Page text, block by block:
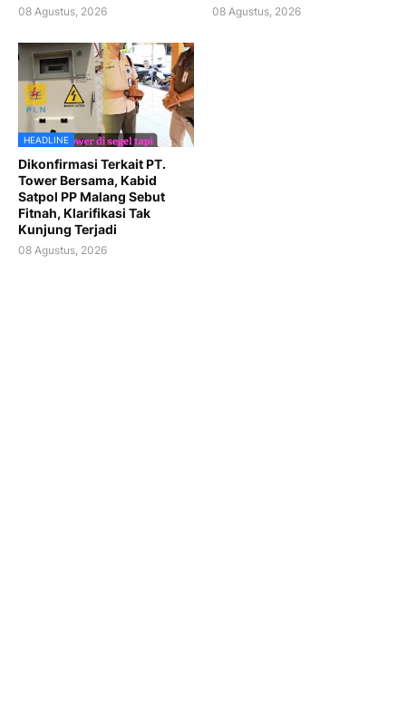
08 Agustus, 2026 08 Agustus, 2026
HEADLINE
Dikonfirmasi Terkait PT.
Tower Bersama, Kabid
Satpol PP Malang Sebut
Fitnah, Klarifikasi Tak
Kunjung Terjadi
08 Agustus, 2026